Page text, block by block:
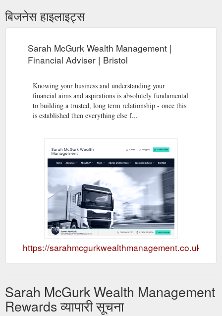
बिजनेस हाइलाइट्स
Sarah McGurk Wealth Management |
Financial Adviser | Bristol
Knowing your business and understanding your
financial aims and aspirations is absolutely fundamental
to building a trusted, long term relationship - once this
is established then everything else f...
https://sarahmcgurkwealthmanagement.co.uk
Sarah McGurk Wealth Management
Rewards व्यापारी सूचना